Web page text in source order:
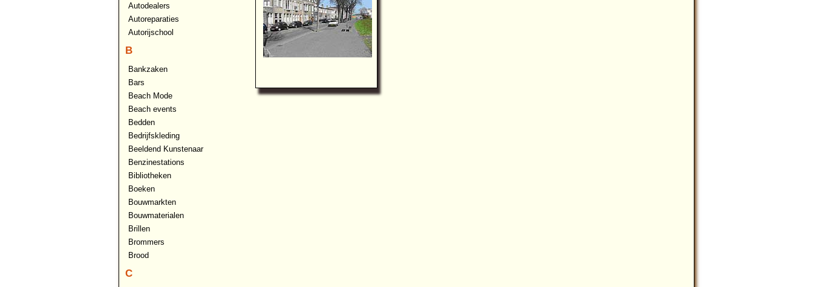
Autodealers
Autoreparaties
Autorijschool
B
Bankzaken
Bars
Beach Mode
Beach events
Bedden
Bedrijfskleding
Beeldend Kunstenaar
Benzinestations
Bibliotheken
Boeken
Bouwmarkten
Bouwmaterialen
Brillen
Brommers
Brood
C